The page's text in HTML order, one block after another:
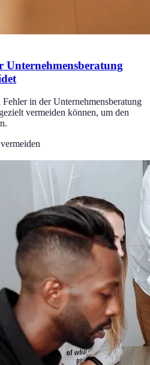
Unternehmensberatung
in der Unternehmensberatung
vermeiden können, um den